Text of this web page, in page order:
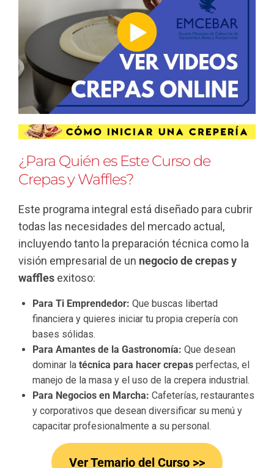
¿Para Quién es Este Curso de
Crepas y Waffles?
Este programa integral está diseñado para cubrir
todas las necesidades del mercado actual,
incluyendo tanto la preparación técnica como la
visión empresarial de un negocio de crepas y
waffles exitoso:
Para Ti Emprendedor: Que buscas libertad
financiera y quieres iniciar tu propia crepería con
bases sólidas.
Para Amantes de la Gastronomía: Que desean
dominar la técnica para hacer crepasperfectas, el
manejo de la masa y el uso de la crepera industrial.
Para Negocios en Marcha: Cafeterías, restaurantes
y corporativos que desean diversificar su menú y
capacitar profesionalmente a su personal.
Ver Temario del Curso >>